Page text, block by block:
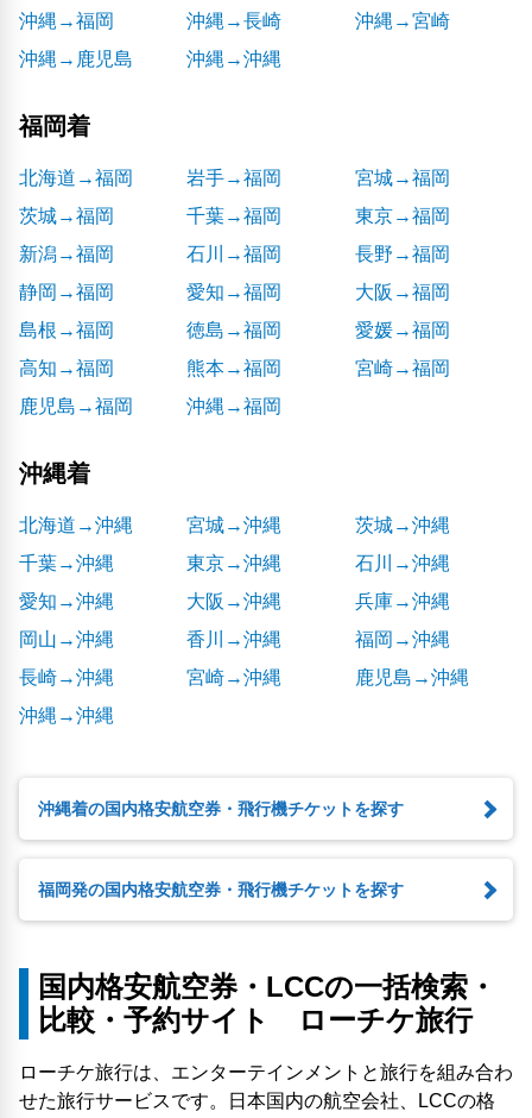
沖縄→福岡
沖縄→長崎
沖縄→宮崎
沖縄→鹿児島
沖縄→沖縄
福岡着
北海道→福岡 岩手→福岡
宮城→福岡
茨城→福岡
千葉→福岡
東京→福岡
新潟→福岡
石川→福岡
長野→福岡
静岡→福岡
愛知→福岡
大阪→福岡
島根→福岡
徳島→福岡
愛媛→福岡
高知→福岡
熊本→福岡
宮崎→福岡
鹿児島→福岡
沖縄→福岡
沖縄着
北海道→沖縄 宮城→沖縄
茨城→沖縄
千葉→沖縄
東京→沖縄
石川→沖縄
愛知→沖縄
大阪→沖縄
兵庫→沖縄
岡山→沖縄
香川→沖縄
福岡→沖縄
長崎→沖縄
宮崎→沖縄
鹿児島→沖縄
沖縄→沖縄
沖縄着の国内格安航空券・飛行機チケットを探す
福岡発の国内格安航空券・飛行機チケットを探す
国内格安航空券・LCCの一括検索・
比較・予約サイト ローチケ旅行
ローチケ旅行は、エンターテインメントと旅行を組み合わ
せた旅行サービスです。日本国内の航空会社、LCCの格